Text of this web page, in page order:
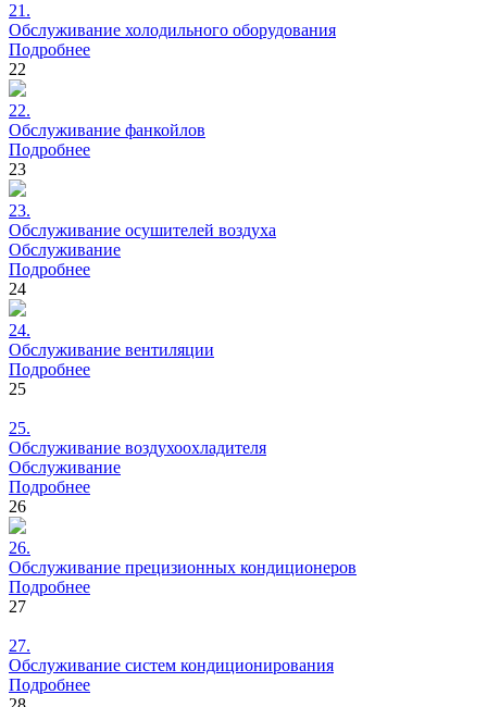
21.
Обслуживание холодильного оборудования
Подробнее
22
22.
Обслуживание фанкойлов
Подробнее
23
23.
Обслуживание осушителей воздуха
Обслуживание
Подробнее
24
24.
Обслуживание вентиляции
Подробнее
25
25.
Обслуживание воздухоохладителя
Обслуживание
Подробнее
26
26.
Обслуживание прецизионных кондиционеров
Подробнее
27
27.
Обслуживание систем кондиционирования
Подробнее